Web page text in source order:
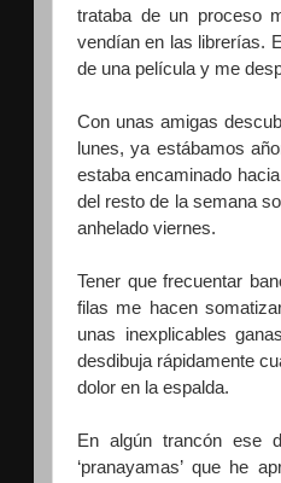
trataba de un proceso
vendían en las librerías.
de una película y me
Con unas amigas
lunes, ya estábamos
estaba encaminado
del resto de la semana
anhelado viernes.
Tener que frecuentar
filas me hacen
unas inexplicables
desdibuja rápidamente
dolor en la espalda.
En algún trancón ese
‘pranayamas’ que he